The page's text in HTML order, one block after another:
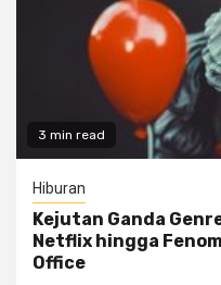
3 min read
Hiburan
Kejutan Ganda
Netflix hingga
Office